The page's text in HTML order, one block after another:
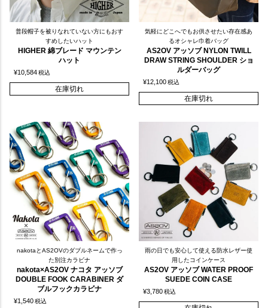
普段帽子を被りなれていない方にもおす
すめしたいハット
HIGHER 綿ブレード マウンテン
ハット
¥10,584税込
在庫切れ
気軽にどこへでもお供させたい存在感あ
るオシャレ巾着バッグ
AS2OV アッソブ NYLON TWILL
DRAW STRING SHOULDER ショ
ルダーバッグ
¥12,100税込
在庫切れ
nakotaとAS2OVのダブルネームで作っ
た別注カラビナ
nakota×AS2OV ナコタ アッソブ
DOUBLE FOOK CARABINER ダ
ブルフックカラビナ
¥1,540税込
雨の日でも安心して使える防水レザー使
用したコインケース
AS2OV アッソブ WATER PROOF
SUEDE COIN CASE
¥3,780税込